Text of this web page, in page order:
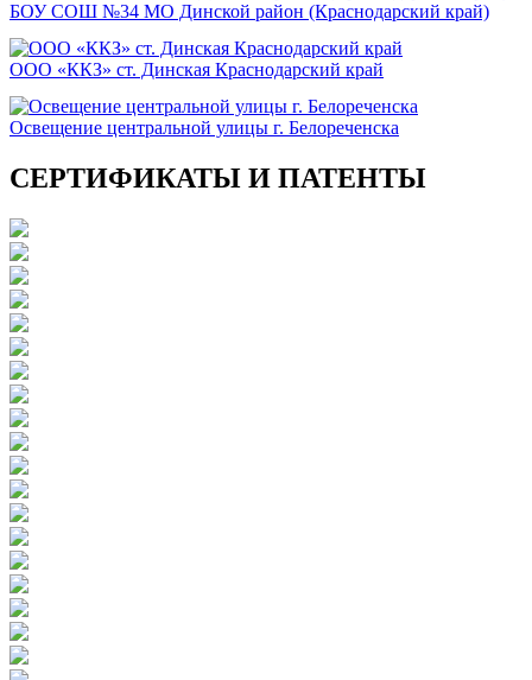
БОУ СОШ №34 МО Динской район (Краснодарский край)
ООО «ККЗ» ст. Динская Краснодарский край
Освещение центральной улицы г. Белореченска
СЕРТИФИКАТЫ И ПАТЕНТЫ